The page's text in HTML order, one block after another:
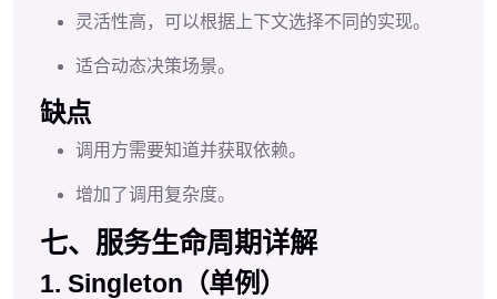
灵活性高，可以根据上下文选择不同的实现。
适合动态决策场景。
缺点
调用方需要知道并获取依赖。
增加了调用复杂度。
七、服务生命周期详解
1. Singleton（单例）